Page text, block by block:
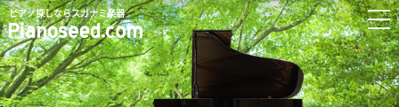
ピアノ探しならスガナミ楽器